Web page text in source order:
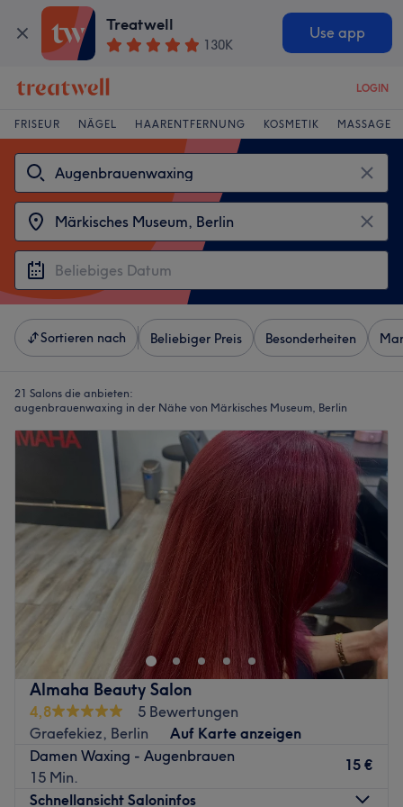
Treatwell
130K
Use app
LOGIN
FRISEUR NÄGEL HAARENTFERNUNG KOSMETIK MASSAGE
Sortieren nach Beliebiger Preis Besonderheiten
21 Salons die anbieten:
augenbrauenwaxing in der Nähe von Märkisches Museum, Berlin
Almaha Beauty Salon
4,8
5 Bewertungen
Graefekiez, Berlin
Auf Karte anzeigen
Damen Waxing - Augenbrauen
15 Min.
15 €
Schnellansicht Saloninfos